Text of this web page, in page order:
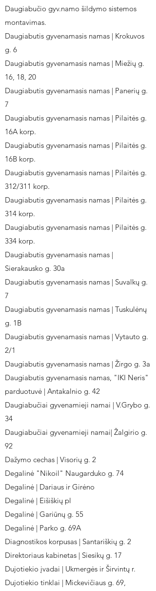
Daugiabučio gyv.namo šildymo sistemos
montavimas.
Daugiabutis gyvenamasis namas | Krokuvos
g. 6
Daugiabutis gyvenamasis namas | Miežių g.
16, 18, 20
Daugiabutis gyvenamasis namas | Panerių g.
7
Daugiabutis gyvenamasis namas | Pilaitės g.
16A korp.
Daugiabutis gyvenamasis namas | Pilaitės g.
16B korp.
Daugiabutis gyvenamasis namas | Pilaitės g.
312/311 korp.
Daugiabutis gyvenamasis namas | Pilaitės g.
314 korp.
Daugiabutis gyvenamasis namas | Pilaitės g.
334 korp.
Daugiabutis gyvenamasis namas |
Sierakausko g. 30a
Daugiabutis gyvenamasis namas | Suvalkų g.
7
Daugiabutis gyvenamasis namas | Tuskulėnų
g. 1B
Daugiabutis gyvenamasis namas | Vytauto g.
2/1
Daugiabutis gyvenamasis namas | Žirgo g. 3a
Daugiabutis gyvenamasis namas, "IKI Neris"
parduotuvė | Antakalnio g. 42
Daugiabučiai gyvenamieji namai | V.Grybo g.
34
Daugiabučiai gyvenamieji namai| Žalgirio g.
92
Dažymo cechas | Visorių g. 2
Degalinė "Nikoil" Naugarduko g. 74
Degalinė | Dariaus ir Girėno
Degalinė | Eišiškių pl
Degalinė | Gariūnų g. 55
Degalinė | Parko g. 69A
Diagnostikos korpusas | Santariškių g. 2
Direktoriaus kabinetas | Siesikų g. 17
Dujotiekio įvadai | Ukmergės ir Širvintų r.
Dujotiekio tinklai | Mickevičiaus g. 69,